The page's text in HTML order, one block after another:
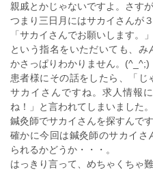
親戚とかじゃないですよ。さす
つまり三日月にはサカイさんが
「サカイさんでお願いします。」
という指名をいただいても、
かさっぱりわかりません。(^_^;)
患者様にその話をしたら、「じ
サカイさんですね。求人情報
ね！」と言われてしまいました。
鍼灸師でサカイさんを探すんで
確かに今回は鍼灸師のサカイさ
られるかどうか・・・。
はっきり言って、めちゃくちゃ